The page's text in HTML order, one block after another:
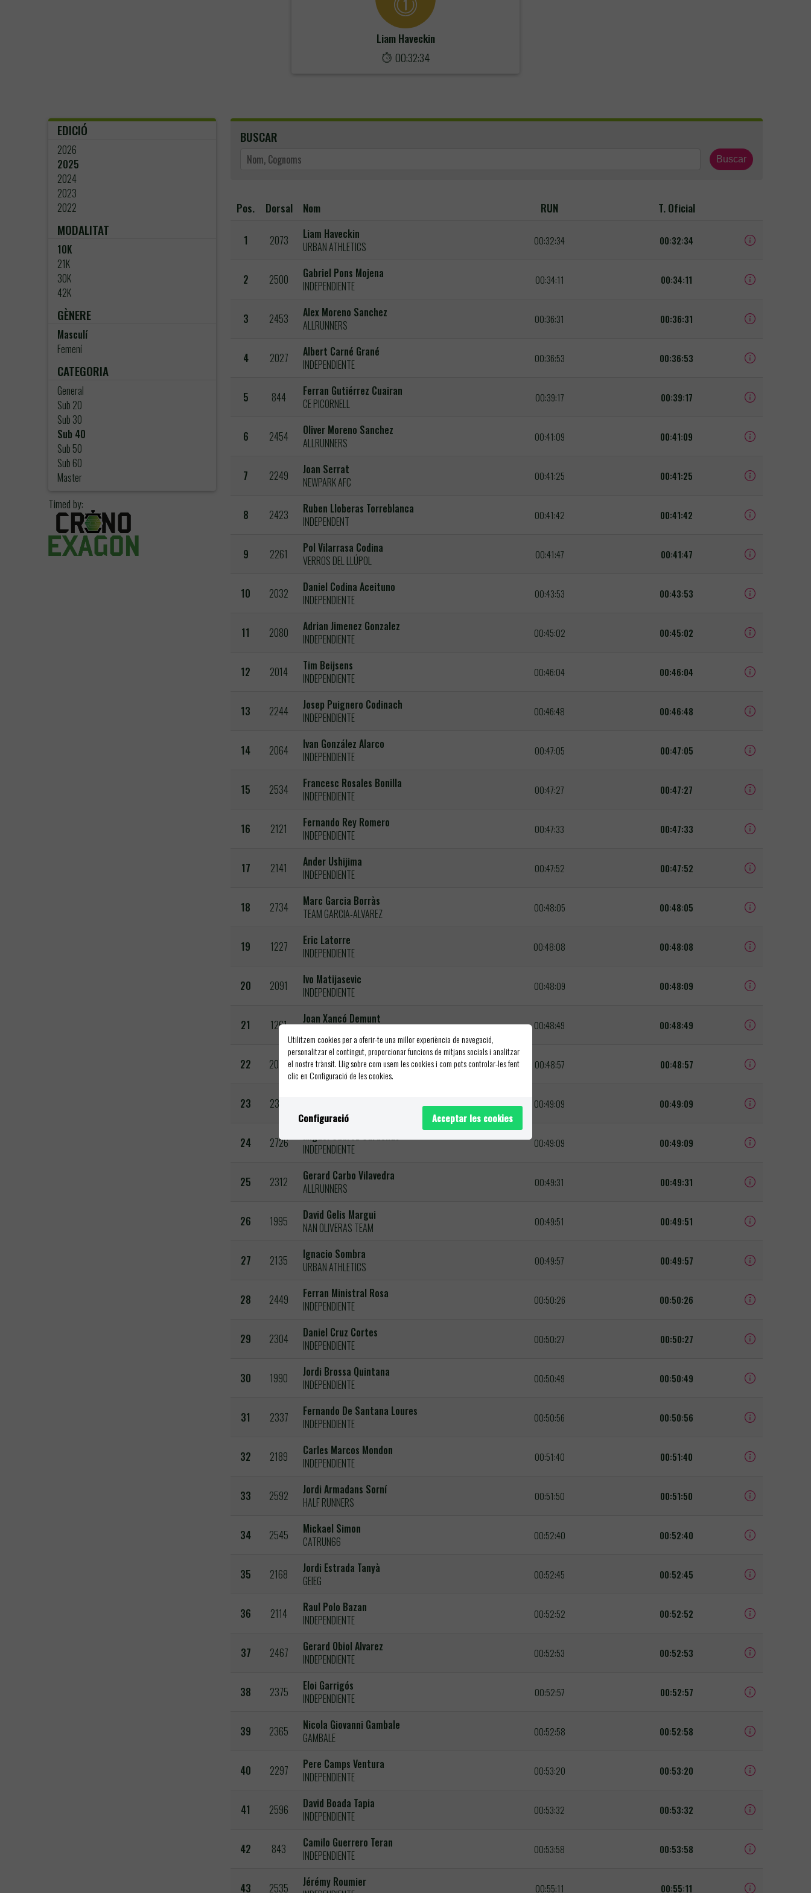
Liam Haveckin
00:32:34
EDICIÓ
2026
2025
2024
2023
2022
MODALITAT
10K
21K
30K
42K
GÈNERE
Masculí
Femení
CATEGORIA
General
Sub 20
Sub 30
Sub 40
Sub 50
Sub 60
Master
Timed by:
BUSCAR
Buscar
Pos. Dorsal Nom RUN T. Oficial
1 2073
Liam Haveckin
URBAN ATHLETICS
00:32:34 00:32:34
2 2500
Gabriel Pons Mojena
INDEPENDIENTE
00:34:11 00:34:11
3 2453
Alex Moreno Sanchez
ALLRUNNERS
00:36:31 00:36:31
4 2027
Albert Carné Grané
INDEPENDIENTE
00:36:53 00:36:53
5 844
Ferran Gutiérrez Cuairan
CE PICORNELL
00:39:17 00:39:17
6 2454
Oliver Moreno Sanchez
ALLRUNNERS
00:41:09 00:41:09
7 2249
Joan Serrat
NEWPARK AFC
00:41:25 00:41:25
8 2423
Ruben Lloberas Torreblanca
INDEPENDENT
00:41:42 00:41:42
9 2261
Pol Vilarrasa Codina
VERROS DEL LLÚPOL
00:41:47 00:41:47
10 2032
Daniel Codina Aceituno
INDEPENDIENTE
00:43:53 00:43:53
11 2080
Adrian Jimenez Gonzalez
INDEPENDIENTE
00:45:02 00:45:02
12 2014
Tim Beijsens
INDEPENDIENTE
00:46:04 00:46:04
13 2244
Josep Puignero Codinach
INDEPENDIENTE
00:46:48 00:46:48
14 2064
Ivan González Alarco
INDEPENDIENTE
00:47:05 00:47:05
15 2534
Francesc Rosales Bonilla
INDEPENDIENTE
00:47:27 00:47:27
16 2121
Fernando Rey Romero
INDEPENDIENTE
00:47:33 00:47:33
17 2141
Ander Ushijima
INDEPENDIENTE
00:47:52 00:47:52
18 2734
Marc Garcia Borràs
TEAM GARCIA-ALVAREZ
00:48:05 00:48:05
19 1227
Eric Latorre
INDEPENDIENTE
00:48:08 00:48:08
20 2091
Ivo Matijasevic
INDEPENDIENTE
00:48:09 00:48:09
21 1261
Joan Xancó Demunt
00:48:49 00:48:49
22 2046
Brian Flores Gonzalez
INDEPENDIENTE
00:48:57 00:48:57
23 2321 00:49:09 00:49:09
24 2726
Miguel Suarez Cardenas
INDEPENDIENTE
00:49:09 00:49:09
25 2312
Gerard Carbo Vilavedra
ALLRUNNERS
00:49:31 00:49:31
26 1995
David Gelis Margui
NAN OLIVERAS TEAM
00:49:51 00:49:51
27 2135
Ignacio Sombra
URBAN ATHLETICS
00:49:57 00:49:57
28 2449
Ferran Ministral Rosa
INDEPENDIENTE
00:50:26 00:50:26
29 2304
Daniel Cruz Cortes
INDEPENDIENTE
00:50:27 00:50:27
30 1990
Jordi Brossa Quintana
INDEPENDIENTE
00:50:49 00:50:49
31 2337
Fernando De Santana Loures
INDEPENDIENTE
00:50:56 00:50:56
32 2189
Carles Marcos Mondon
INDEPENDIENTE
00:51:40 00:51:40
33 2592
Jordi Armadans Sorní
HALF RUNNERS
00:51:50 00:51:50
34 2545
Mickael Simon
CATRUN66
00:52:40 00:52:40
35 2168
Jordi Estrada Tanyà
GEIEG
00:52:45 00:52:45
36 2114
Raul Polo Bazan
INDEPENDIENTE
00:52:52 00:52:52
37 2467
Gerard Obiol Alvarez
INDEPENDIENTE
00:52:53 00:52:53
38 2375
Eloi Garrigós
INDEPENDIENTE
00:52:57 00:52:57
39 2365
Nicola Giovanni Gambale
GAMBALE
00:52:58 00:52:58
40 2297
Pere Camps Ventura
INDEPENDIENTE
00:53:20 00:53:20
41 2596
David Boada Tapia
INDEPENDIENTE
00:53:32 00:53:32
42 843
Camilo Guerrero Teran
INDEPENDIENTE
00:53:58 00:53:58
43 2535
Jérémy Roumier
00:55:11 00:55:11
Utilitzem cookies per a oferir-te una millor experiència de navegació,
personalitzar el contingut, proporcionar funcions de mitjans socials i analitzar
el nostre trànsit. Llig sobre com usem les cookies i com pots controlar-les fent
clic en Configuració de les cookies.
Configuració Acceptar les cookies